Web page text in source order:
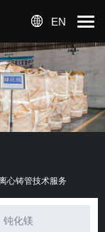
EN
心铸管技术服务
钝化镁